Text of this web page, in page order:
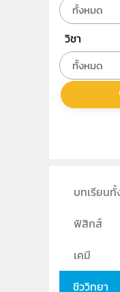
ทั้งหมด
วิชา
ทั้งหมด
บทเรียน
ฟิสิกส์
เคมี
ชีววิทยา